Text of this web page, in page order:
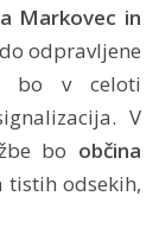
Markovec in
odpravljene
bo v celoti
V
bo občina
tistih odsekih,